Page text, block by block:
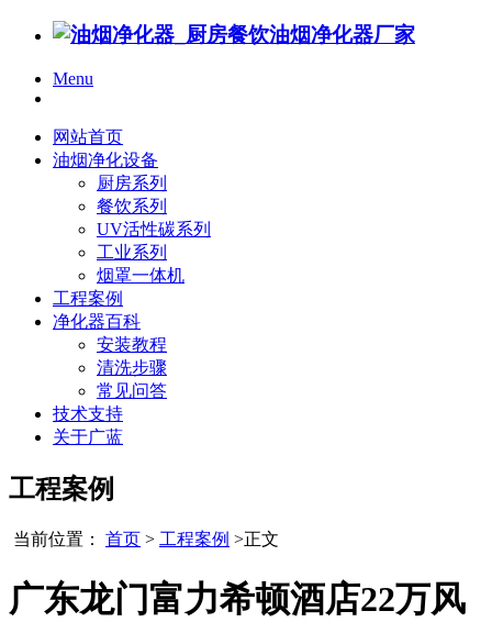
Menu
网站首页
油烟净化设备
厨房系列
餐饮系列
UV活性碳系列
工业系列
烟罩一体机
工程案例
净化器百科
安装教程
清洗步骤
常见问答
技术支持
关于广蓝
工程案例
当前位置： 首页 > 工程案例 >正文
广东龙门富力希顿酒店22万风